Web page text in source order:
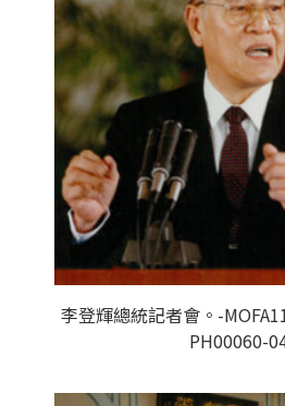
李登輝總統記者會。-
PH00060-